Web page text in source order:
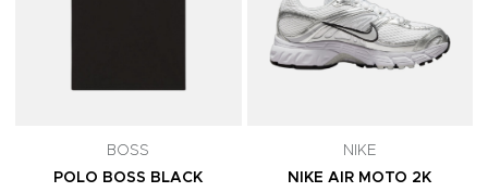
BOSS
POLO BOSS BLACK
NIKE
NIKE AIR MOTO 2K